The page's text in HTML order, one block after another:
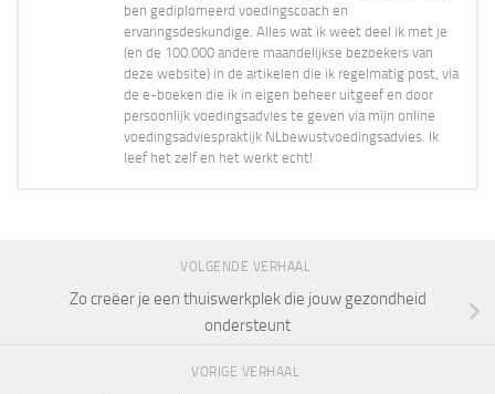
ben gediplomeerd voedingscoach en
ervaringsdeskundige. Alles wat ik weet deel ik met je
(en de 100.000 andere maandelijkse bezoekers van
deze website) in de artikelen die ik regelmatig post, via
de e-boeken die ik in eigen beheer uitgeef en door
persoonlijk voedingsadvies te geven via mijn online
voedingsadviespraktijk NLbewustvoedingsadvies. Ik
leef het zelf en het werkt echt!
VOLGENDE VERHAAL
Zo creëer je een thuiswerkplek die jouw gezondheid
ondersteunt
VORIGE VERHAAL